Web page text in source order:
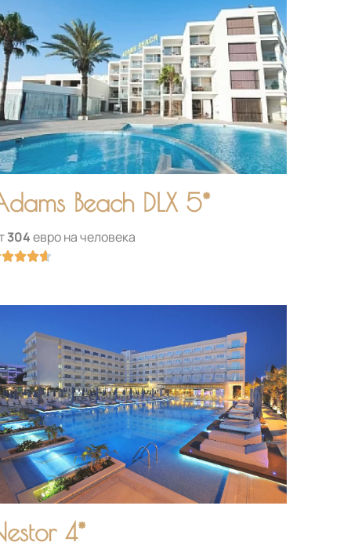
Beach DLX 5*
304евро на человека
Оценка
4*